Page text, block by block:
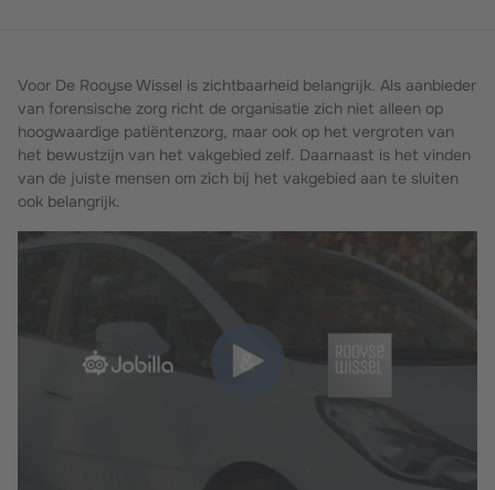
Voor De Rooyse Wissel is zichtbaarheid belangrijk. Als aanbieder
van forensische zorg richt de organisatie zich niet alleen op
hoogwaardige patiëntenzorg, maar ook op het vergroten van
het bewustzijn van het vakgebied zelf. Daarnaast is het vinden
van de juiste mensen om zich bij het vakgebied aan te sluiten
ook belangrijk.